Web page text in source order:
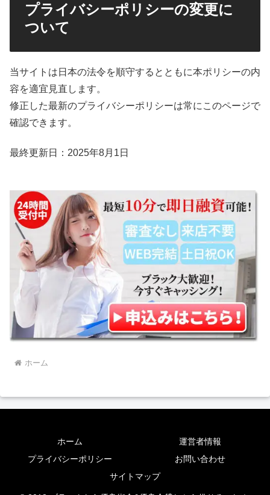
プライバシーポリシーの変更に
ついて
当サイトは日本の法令を順守するとともに本ポリシーの内
容を適宜見直します。
修正した最新のプライバシーポリシーは常にこのページで
確認できます。
最終更新日：2025年8月1日
ホーム
ホーム
運営者情報
プライバシーポリシー
お問い合わせ
サイトマップ